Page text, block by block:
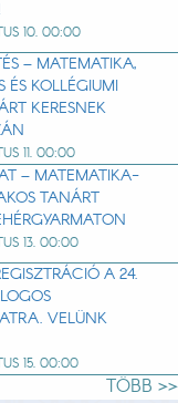
10. 00:00
– MATEMATIKA,
ÉS KOLLÉGIUMI
KERESNEK
11. 00:00
– MATEMATIKA-
TANÁRT
13. 00:00
A 24.
VELÜNK
15. 00:00
TÖBB >>